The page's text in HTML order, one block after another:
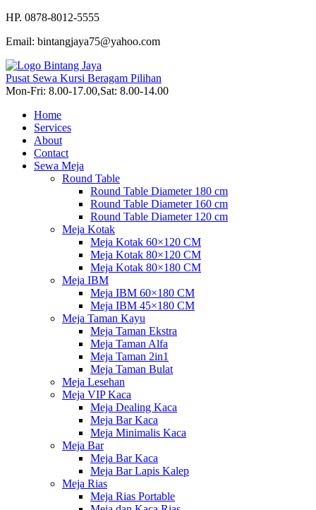
HP. 0878-8012-5555
Email: bintangjaya75@yahoo.com
Pusat Sewa Kursi Beragam Pilihan
Mon-Fri: 8.00-17.00,Sat: 8.00-14.00
Home
Services
About
Contact
Sewa Meja
Round Table
Round Table Diameter 180 cm
Round Table Diameter 160 cm
Round Table Diameter 120 cm
Meja Kotak
Meja Kotak 60×120 CM
Meja Kotak 80×120 CM
Meja Kotak 80×180 CM
Meja IBM
Meja IBM 60×180 CM
Meja IBM 45×180 CM
Meja Taman Kayu
Meja Taman Ekstra
Meja Taman Alfa
Meja Taman 2in1
Meja Taman Bulat
Meja Lesehan
Meja VIP Kaca
Meja Dealing Kaca
Meja Bar Kaca
Meja Minimalis Kaca
Meja Bar
Meja Bar Kaca
Meja Bar Lapis Kalep
Meja Rias
Meja Rias Portable